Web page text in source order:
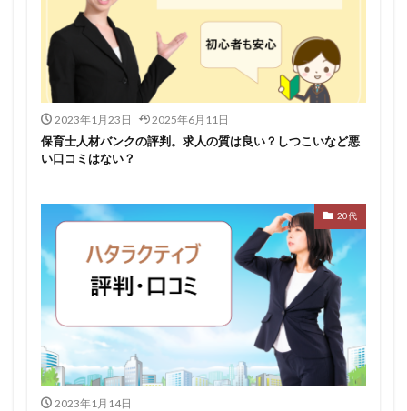
2023年1月23日 2025年6月11日
保育士人材バンクの評判。求人の質は良い？しつこいなど悪
い口コミはない？
20代
2023年1月14日